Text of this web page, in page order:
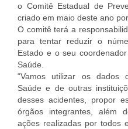
o Comitê Estadual de
criado em maio deste ano
O comitê terá a
para tentar reduzir o
Estado e o seu
Saúde.
“Vamos utilizar os dados
Saúde e de outras
desses acidentes, propor
órgãos integrantes, além
ações realizadas por todos